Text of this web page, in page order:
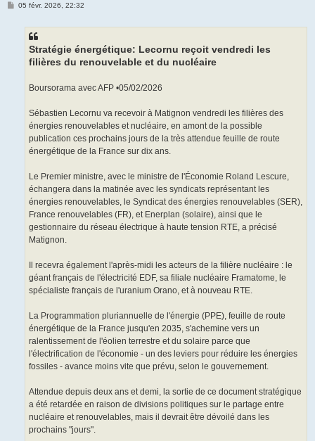
M05 févr. 2026, 22:32
Stratégie énergétique: Lecornu reçoit vendredi les
filières du renouvelable et du nucléaire
Boursorama avec AFP •05/02/2026
Sébastien Lecornu va recevoir à Matignon vendredi les filières des
énergies renouvelables et nucléaire, en amont de la possible
publication ces prochains jours de la très attendue feuille de route
énergétique de la France sur dix ans.
Le Premier ministre, avec le ministre de l'Économie Roland Lescure,
échangera dans la matinée avec les syndicats représentant les
énergies renouvelables, le Syndicat des énergies renouvelables (SER),
France renouvelables (FR), et Enerplan (solaire), ainsi que le
gestionnaire du réseau électrique à haute tension RTE, a précisé
Matignon.
Il recevra également l'après-midi les acteurs de la filière nucléaire : le
géant français de l'électricité EDF, sa filiale nucléaire Framatome, le
spécialiste français de l'uranium Orano, et à nouveau RTE.
La Programmation pluriannuelle de l'énergie (PPE), feuille de route
énergétique de la France jusqu'en 2035, s'achemine vers un
ralentissement de l'éolien terrestre et du solaire parce que
l'électrification de l'économie - un des leviers pour réduire les énergies
fossiles - avance moins vite que prévu, selon le gouvernement.
Attendue depuis deux ans et demi, la sortie de ce document stratégique
a été retardée en raison de divisions politiques sur le partage entre
nucléaire et renouvelables, mais il devrait être dévoilé dans les
prochains "jours".